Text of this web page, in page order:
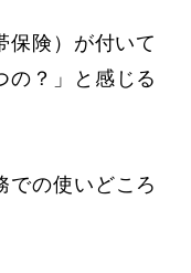
保険）が付いて
の？」と感じる
での使いどころ